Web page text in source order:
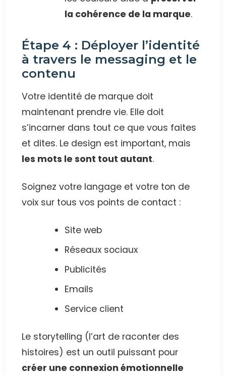
la cohérence de la marque.
Étape 4 : Déployer l’identité
à travers le messaging et le
contenu
Votre identité de marque doit
maintenant prendre vie. Elle doit
s’incarner dans tout ce que vous faites
et dites. Le design est important, mais
les mots le sont tout autant.
Soignez votre langage et votre ton de
voix sur tous vos points de contact :
Site web
Réseaux sociaux
Publicités
Emails
Service client
Le storytelling (l’art de raconter des
histoires) est un outil puissant pour
créer une connexion émotionnelle